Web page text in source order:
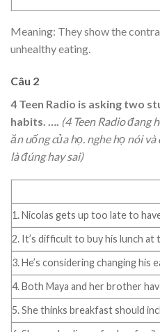
Meaning: They show the
unhealthy eating.
Câu 2
4 Teen Radio is asking two
habits. ….
(4 Teen Radio đang
ăn uống của họ. nghe họ nói
là đúng hay sai)
1. Nicolas gets up too late to
2. It’s difficult to buy his lunch at
3. He’s considering changing his
4. Both Maya and her brother
5. She thinks breakfast should